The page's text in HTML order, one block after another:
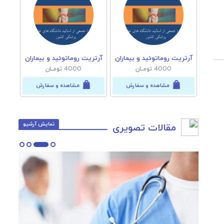
آرتریت روماتوئید و بیماران
4000 تومــان
مشاهده و سفارش
آرتریت روماتوئید و بیماران
4000 تومــان
مشاهده و سفارش
مقالات تصویری نمایش آرشیو